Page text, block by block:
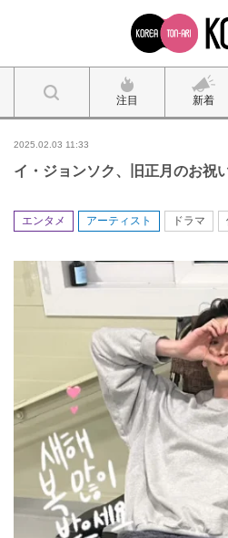
注目 新着
2025.02.03 11:33
イ・ジョンソク、旧正月のお祝
エンタメ アーティスト ドラマ